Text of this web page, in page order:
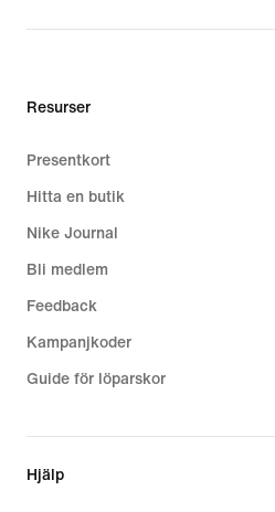
Resurser
Presentkort
Hitta en butik
Nike Journal
Bli medlem
Feedback
Kampanjkoder
Guide för löparskor
Hjälp